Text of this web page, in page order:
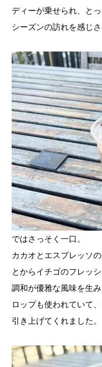
ディーが乗せられ、と
シーズンの訪れを感じさ
ではさっそく一口。
カカオとエスプレッソ
とからイチゴのフレッ
調和が優雅な風味を生
ロップも使われていて
引き上げてくれました。